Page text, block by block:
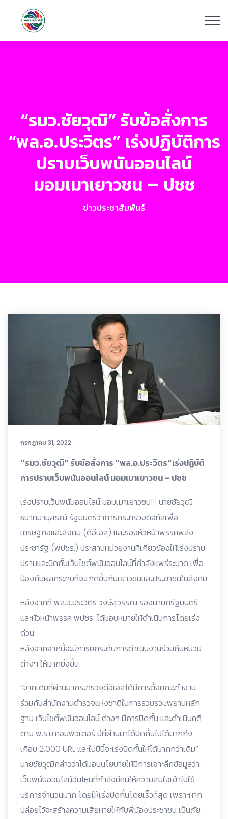
“รมว.ชัยวุฒิ” รับข้อสั่งการ
“พล.อ.ประวิตร” เร่งปฏิบัติการ
ปราบเว็บพนันออนไลน์
มอมเมาเยาวชน – ปชช
ข่าวประชาสัมพันธ์
กรกฎาคม 31, 2022
“รมว.ชัยวุฒิ” รับข้อสั่งการ “พล.อ.ประวิตร”เร่งปฏิบัติ
การปราบเว็บพนันออนไลน์ มอมเมาเยาวชน – ปชช
เร่งปราบเว็ปพนันออนไลน์ มอมเมาเยาวชน!!! นายชัยวุฒิ
ธนาคมานุสรณ์ รัฐมนตรีว่าการกระทรวงดิจิทัลเพื่อ
เศรษฐกิจและสังคม (ดีอีเอส) และรองหัวหน้าพรรคพลัง
ประชารัฐ (พปชร.) ประสานหน่วยงานที่เกี่ยวข้องให้เร่งปราบ
ปรามและปิดกั้นเว็บไซต์พนันออนไลน์ที่กำลังแพร่ระบาด เพื่อ
ป้องกันผลกระทบที่จะเกิดขึ้นกับเยาวชนและประชาชนในสังคม
หลังจากที่ พล.อ.ประวิตร วงษ์สุวรรณ รองนายกรัฐมนตรี
และหัวหน้าพรรค พปชร. ได้มอบหมายให้ดำเนินการโดยเร่ง
ด่วน
หลังจากจากนี้จะมีการยกระดับการดำเนินงานร่วมกับหน่วย
ต่างๆ ให้มากยิ่งขึ้น
“จากเดิมที่ผ่านมากระทรวงดีอีเอสได้มีการตั้งคณะทำงาน
ร่วมกับสำนักงานตำรวจแห่งชาติในการรวบรวมพยานหลัก
ฐาน เว็บไซต์พนันออนไลน์ ต่างๆ มีการปิดกั้น และดำเนินคดี
ตาม พ.ร.บ.คอมพิวเตอร์ ปีที่ผ่านมาได้ปิดกั้นไปได้มากถึง
เกือบ 2,000 URL และในปีนี้จะเร่งปิดกั้นให้ได้มากกว่าเดิม”
นายชัยวุฒิกล่าวว่าได้มอบนโยบายให้มีการเจาะลึกข้อมูลว่า
เว็บพนันออนไลน์อันไหนที่กำลังมีคนให้ความสนใจเข้าไปใช้
บริการจำนวนมาก โดยให้เร่งปิดกั้นโดยเร็วที่สุด เพราะหาก
ปล่อยไว้จะสร้างความเสียหายให้กับพี่น้องประชาชน เป็นภัย